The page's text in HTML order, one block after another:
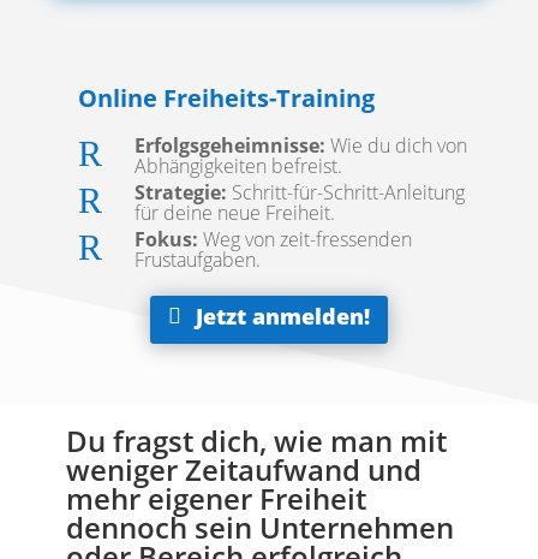
Online Freiheits-Training
R Erfolgsgeheimnisse: Wie du dich von
Abhängigkeiten befreist.
R Strategie: Schritt-für-Schritt-Anleitung
für deine neue Freiheit.
R Fokus: Weg von zeit-fressenden
Frustaufgaben.
Jetzt anmelden!
Du fragst dich, wie man mit
weniger Zeitaufwand und
mehr eigener Freiheit
dennoch sein Unternehmen